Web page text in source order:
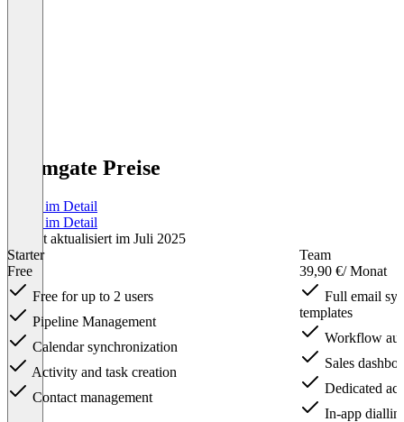
Teamgate Preise
Preise im Detail
Preise im Detail
Zuletzt aktualisiert im Juli 2025
Starter
Free
Free for up to 2 users
Pipeline Management
Calendar synchronization
Activity and task creation
Contact management
Team
39,90 €/ Monat
Full email
templates
Workflow
Sales
Dedicated
In-app